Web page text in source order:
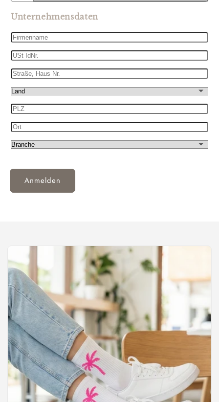
Unternehmensdaten
Firmenname
USt-
IdNr.
Straße,
Haus
Nr.
Land
PLZ
Ort
Branche
Anmelden